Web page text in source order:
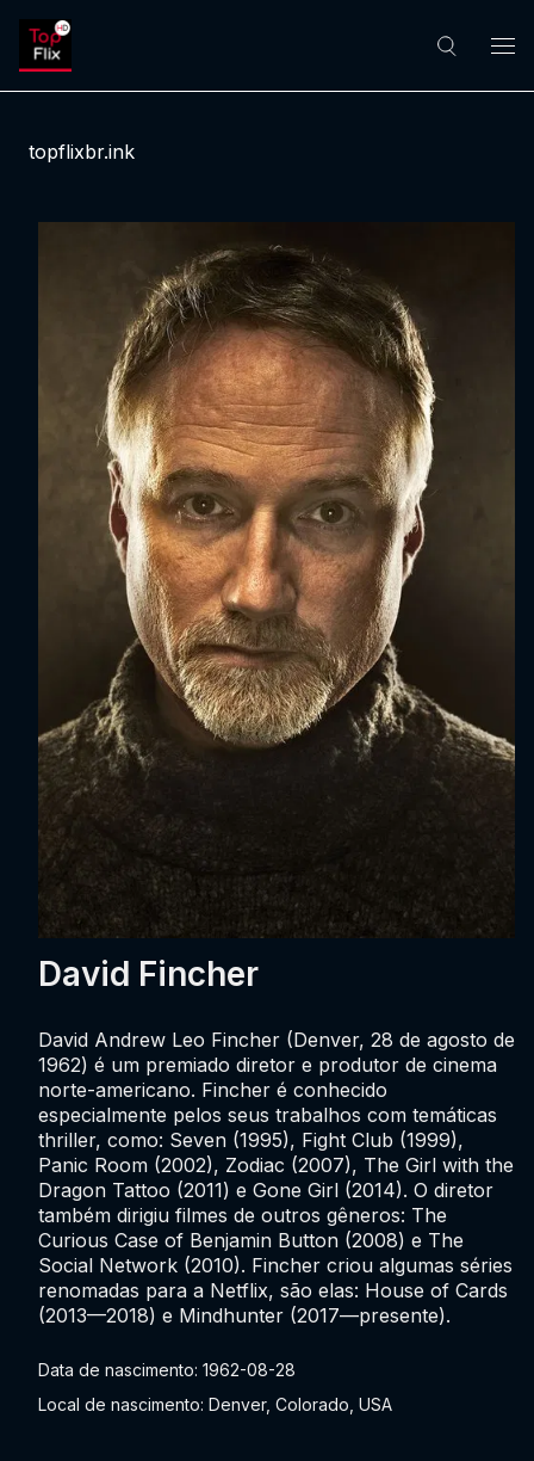
topflixbr.ink
David Fincher
Data de nascimento: 1962-08-28
Local de nascimento: Denver, Colorado, USA
David Andrew Leo Fincher (Denver, 28 de agosto de
1962) é um premiado diretor e produtor de cinema
norte-americano. Fincher é conhecido
especialmente pelos seus trabalhos com temáticas
thriller, como: Seven (1995), Fight Club (1999),
Panic Room (2002), Zodiac (2007), The Girl with the
Dragon Tattoo (2011) e Gone Girl (2014). O diretor
também dirigiu filmes de outros gêneros: The
Curious Case of Benjamin Button (2008) e The
Social Network (2010). Fincher criou algumas séries
renomadas para a Netflix, são elas: House of Cards
(2013—2018) e Mindhunter (2017—presente).